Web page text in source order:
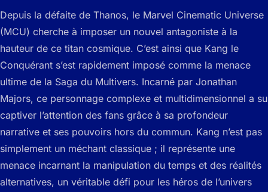
Depuis la défaite de Thanos, le Marvel Cinematic Universe
(MCU) cherche à imposer un nouvel antagoniste à la
hauteur de ce titan cosmique. C’est ainsi que Kang le
Conquérant s’est rapidement imposé comme la menace
ultime de la Saga du Multivers. Incarné par Jonathan
Majors, ce personnage complexe et multidimensionnel a su
captiver l’attention des fans grâce à sa profondeur
narrative et ses pouvoirs hors du commun. Kang n’est pas
simplement un méchant classique ; il représente une
menace incarnant la manipulation du temps et des réalités
alternatives, un véritable défi pour les héros de l’univers